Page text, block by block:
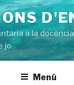
a la
jo
Menú